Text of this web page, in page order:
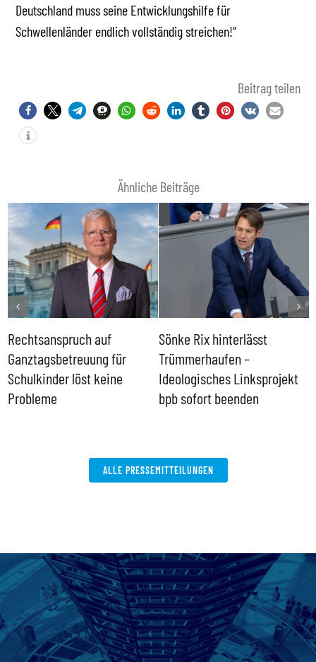
Deutschland muss seine Entwicklungshilfe für
Schwellenländer endlich vollständig streichen!“
Beitrag teilen
Ähnliche Beiträge
Rechtsanspruch auf
Ganztagsbetreuung für
Schulkinder löst keine
Probleme
Sönke Rix hinterlässt
Trümmerhaufen –
Ideologisches Linksprojekt
bpb sofort beenden
ALLE PRESSEMITTEILUNGEN